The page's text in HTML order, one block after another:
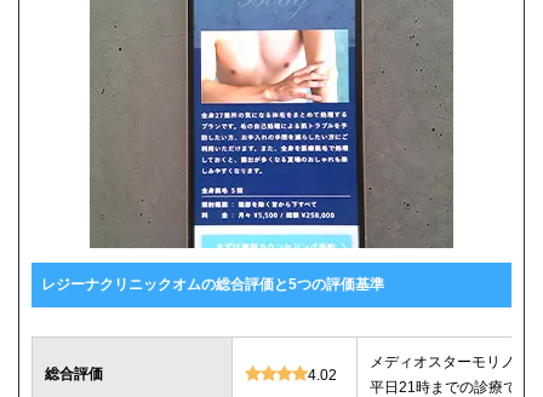
レジーナクリニックオムの総合評価と5つの評価基準
総合評価 4.02
メディオスターモリノス
平日21時までの診療で仕